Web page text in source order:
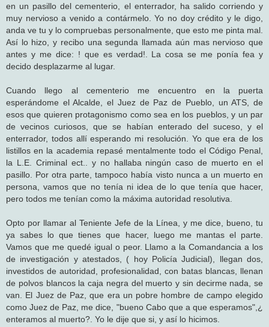
en un pasillo del cementerio, el enterrador, ha salido corriendo y
muy nervioso a venido a contármelo. Yo no doy crédito y le digo,
anda ve tu y lo compruebas personalmente, que esto me pinta mal.
Así lo hizo, y recibo una segunda llamada aún mas nervioso que
antes y me dice: ! que es verdad!. La cosa se me ponía fea y
decido desplazarme al lugar.
Cuando llego al cementerio me encuentro en la puerta
esperándome el Alcalde, el Juez de Paz de Pueblo, un ATS, de
esos que quieren protagonismo como sea en los pueblos, y un par
de vecinos curiosos, que se habían enterado del suceso, y el
enterrador, todos allí esperando mi resolución. Yo que era de los
listillos en la academia repasé mentalmente todo el Código Penal,
la L.E. Criminal ect.. y no hallaba ningún caso de muerto en el
pasillo. Por otra parte, tampoco había visto nunca a un muerto en
persona, vamos que no tenía ni idea de lo que tenía que hacer,
pero todos me tenían como la máxima autoridad resolutiva.
Opto por llamar al Teniente Jefe de la Línea, y me dice, bueno, tu
ya sabes lo que tienes que hacer, luego me mantas el parte.
Vamos que me quedé igual o peor. Llamo a la Comandancia a los
de investigación y atestados, ( hoy Policía Judicial), llegan dos,
investidos de autoridad, profesionalidad, con batas blancas, llenan
de polvos blancos la caja negra del muerto y sin decirme nada, se
van. El Juez de Paz, que era un pobre hombre de campo elegido
como Juez de Paz, me dice, "bueno Cabo que a que esperamos",¿
enteramos al muerto?. Yo le dije que si, y así lo hicimos.